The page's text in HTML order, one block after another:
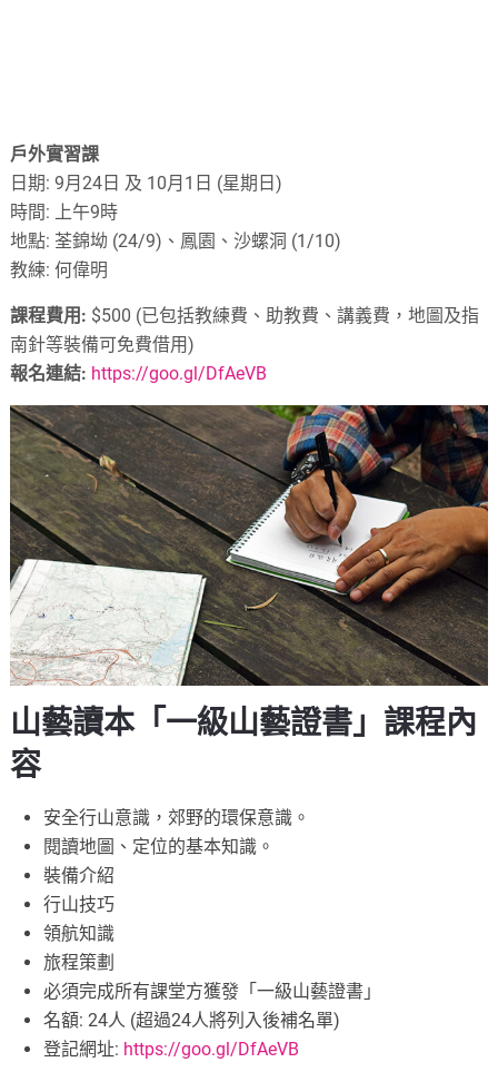
戶外實習課
日期: 9月24日 及 10月1日 (星期日)
時間: 上午9時
地點: 荃錦坳 (24/9)、鳳園、沙螺洞 (1/10)
教練: 何偉明
課程費用: $500 (已包括教練費、助教費、講義費，地圖及指
南針等裝備可免費借用)
報名連結: https://goo.gl/DfAeVB
山藝讀本「一級山藝證書」課程內
容
安全行山意識，郊野的環保意識。
閱讀地圖、定位的基本知識。
裝備介紹
行山技巧
領航知識
旅程策劃
必須完成所有課堂方獲發「一級山藝證書」
名額: 24人 (超過24人將列入後補名單)
登記網址: https://goo.gl/DfAeVB